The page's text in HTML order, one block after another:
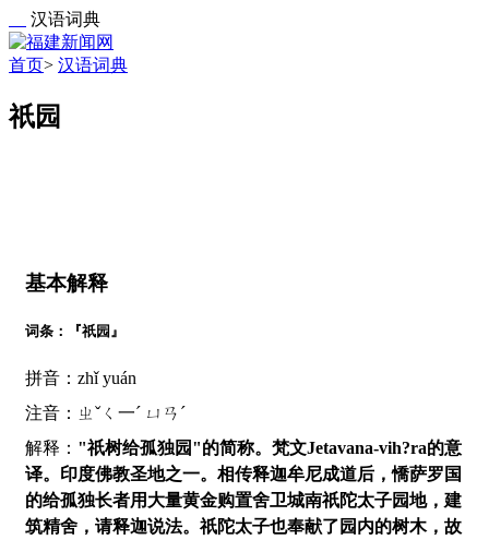
汉语词典
首页> 汉语词典
祇园
基本解释
词条：『祇园』
拼音：zhǐ yuán
注音：ㄓˇㄑ一ˊ ㄩㄢˊ
解释： "祇树给孤独园"的简称。梵文Jetavana-vih?ra的意
译。印度佛教圣地之一。相传释迦牟尼成道后，憍萨罗国
的给孤独长者用大量黄金购置舍卫城南祇陀太子园地，建
筑精舍，请释迦说法。祇陀太子也奉献了园内的树木，故